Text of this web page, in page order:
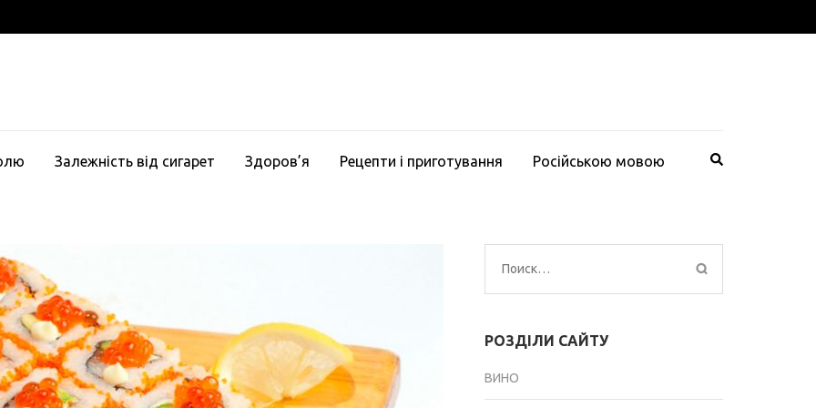
Залежність від сигарет Здоров’я Рецепти і приготування Російською мовою
Найти:
РОЗДІЛИ САЙТУ
ВИНО